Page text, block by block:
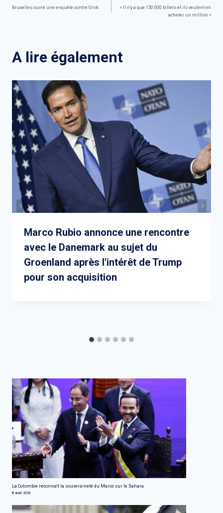
Navigation
Bruxelles ouvre une enquête contre Grok
« Il n'y a que 150 000 billets et ils veulent en
acheter un million »
A lire également
Marco Rubio annonce une rencontre
avec le Danemark au sujet du
Groenland après l'intérêt de Trump
pour son acquisition
La Colombie reconnaît la souveraineté du Maroc sur le Sahara
8 août 2026